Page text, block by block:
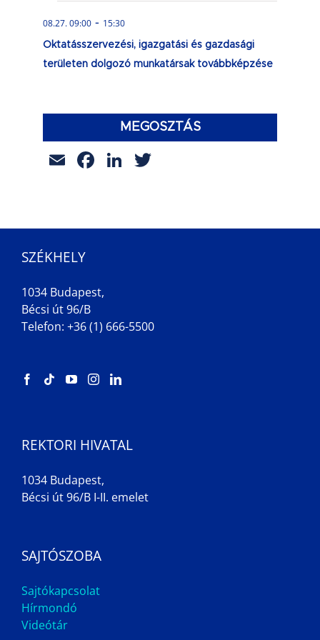
08.27. 09:00 - 15:30
Oktatásszervezési, igazgatási és gazdasági
területen dolgozó munkatársak továbbképzése
MEGOSZTÁS
EmailFacebook
LinkedIn
SZÉKHELY
1034 Budapest,
Bécsi út 96/B
Telefon: +36 (1) 666-5500
REKTORI HIVATAL
1034 Budapest,
Bécsi út 96/B I-II. emelet
SAJTÓSZOBA
Sajtókapcsolat
Hírmondó
Videótár